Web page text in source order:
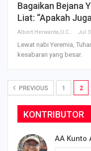
Bagaikan Bejana
Liat: “Apakah
Albert Herwanta,O.Carm Jul
Lewat nabi Yeremia,
kesabaran yang besar.
PREVIOUS 1 2
KONTRIBUTOR
AA Kunto